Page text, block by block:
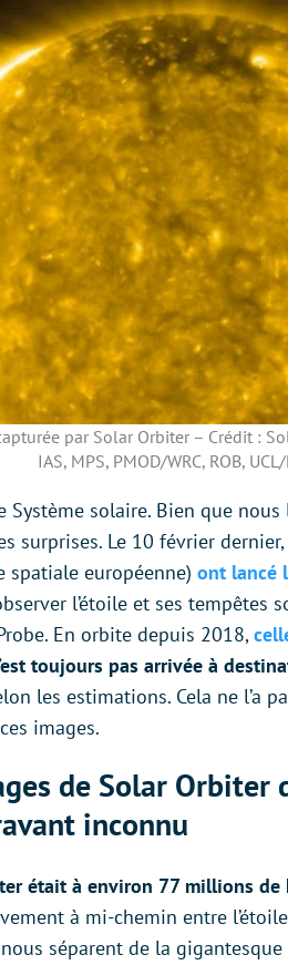
par Solar Orbiter – Crédit :
IAS, MPS, PMOD/WRC, ROB,
Système solaire. Bien que
surprises. Le 10 février dernier,
spatiale européenne) ont lancé
l’étoile et ses
En orbite depuis 2018,
toujours pas arrivée à
les estimations. Cela ne l’a
images.
de Solar Orbiter
inconnu
était à environ 77 millions de
à mi-chemin entre
séparent de la